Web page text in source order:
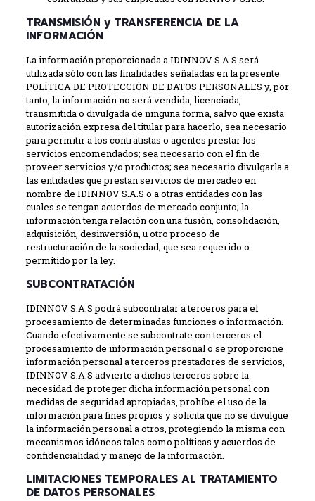
TRANSMISIÓN y TRANSFERENCIA DE LA
INFORMACIÓN
La información proporcionada a IDINNOV S.A.S será
utilizada sólo con las finalidades señaladas en la presente
POLÍTICA DE PROTECCIÓN DE DATOS PERSONALES y, por
tanto, la información no será vendida, licenciada,
transmitida o divulgada de ninguna forma, salvo que exista
autorización expresa del titular para hacerlo, sea necesario
para permitir a los contratistas o agentes prestar los
servicios encomendados; sea necesario con el fin de
proveer servicios y/o productos; sea necesario divulgarla a
las entidades que prestan servicios de mercadeo en
nombre de IDINNOV S.A.S o a otras entidades con las
cuales se tengan acuerdos de mercado conjunto; la
información tenga relación con una fusión, consolidación,
adquisición, desinversión, u otro proceso de
restructuración de la sociedad; que sea requerido o
permitido por la ley.
SUBCONTRATACIÓN
IDINNOV S.A.S podrá subcontratar a terceros para el
procesamiento de determinadas funciones o información.
Cuando efectivamente se subcontrate con terceros el
procesamiento de información personal o se proporcione
información personal a terceros prestadores de servicios,
IDINNOV S.A.S advierte a dichos terceros sobre la
necesidad de proteger dicha información personal con
medidas de seguridad apropiadas, prohíbe el uso de la
información para fines propios y solicita que no se divulgue
la información personal a otros, protegiendo la misma con
mecanismos idóneos tales como políticas y acuerdos de
confidencialidad y manejo de la información.
LIMITACIONES TEMPORALES AL TRATAMIENTO
DE DATOS PERSONALES